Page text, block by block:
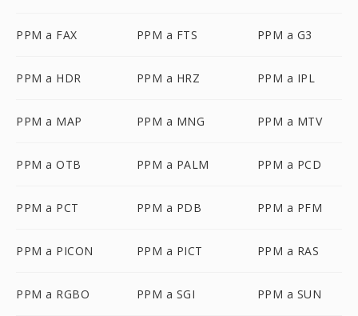
PPM a FAX PPM a FTS PPM a G3
PPM a HDR PPM a HRZ PPM a IPL
PPM a MAP PPM a MNG PPM a MTV
PPM a OTB PPM a PALM PPM a PCD
PPM a PCT PPM a PDB PPM a PFM
PPM a PICON PPM a PICT PPM a RAS
PPM a RGBO PPM a SGI PPM a SUN